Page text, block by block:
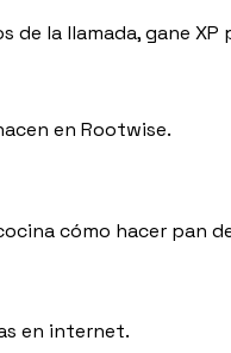
de la llamada, gane
en Rootwise.
cómo hacer pan
en internet.